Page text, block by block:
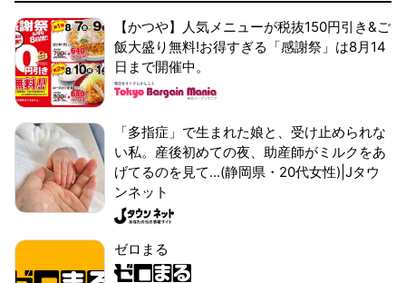
【かつや】人気メニューが税抜150円引き&ご
飯大盛り無料!お得すぎる「感謝祭」は8月14
日まで開催中。
「多指症」で生まれた娘と、受け止められな
い私。産後初めての夜、助産師がミルクをあ
げてるのを見て...(静岡県・20代女性)|Jタウ
ンネット
ゼロまる